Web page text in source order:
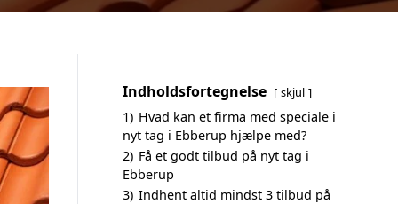
Indholdsfortegnelse skjul
1) Hvad kan et firma med speciale i
nyt tag i Ebberup hjælpe med?
2) Få et godt tilbud på nyt tag i
Ebberup
3) Indhent altid mindst 3 tilbud på